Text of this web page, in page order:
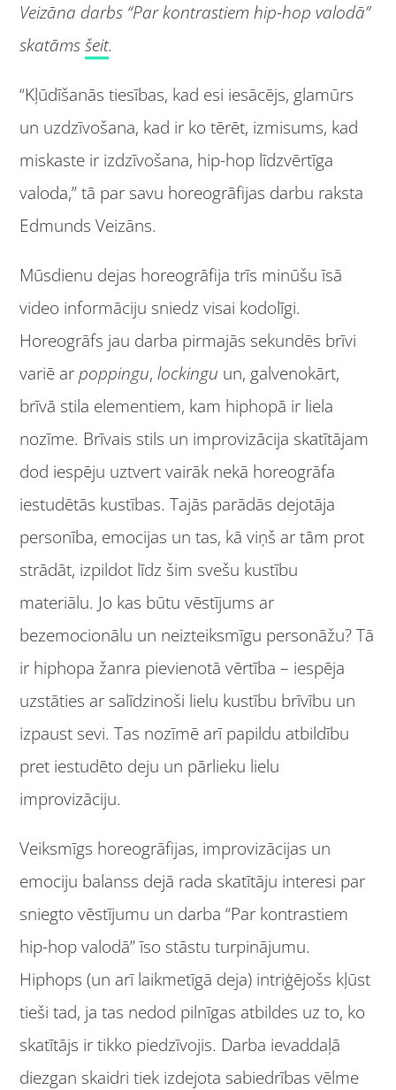
Veizāna darbs “Par kontrastiem hip-hop valodā”
skatāmsšeit.
“Kļūdīšanās tiesības, kad esi iesācējs, glamūrs
un uzdzīvošana, kad ir ko tērēt, izmisums, kad
miskaste ir izdzīvošana, hip-hop līdzvērtīga
valoda,” tā par savu horeogrāfijas darbu raksta
Edmunds Veizāns.
Mūsdienu dejas horeogrāfija trīs minūšu īsā
video informāciju sniedz visai kodolīgi.
Horeogrāfs jau darba pirmajās sekundēs brīvi
variē arpoppingu,lockingu un, galvenokārt,
brīvā stila elementiem, kam hiphopā ir liela
nozīme. Brīvais stils un improvizācija skatītājam
dod iespēju uztvert vairāk nekā horeogrāfa
iestudētās kustības. Tajās parādās dejotāja
personība, emocijas un tas, kā viņš ar tām prot
strādāt, izpildot līdz šim svešu kustību
materiālu. Jo kas būtu vēstījums ar
bezemocionālu un neizteiksmīgu personāžu? Tā
ir hiphopa žanra pievienotā vērtība – iespēja
uzstāties ar salīdzinoši lielu kustību brīvību un
izpaust sevi. Tas nozīmē arī papildu atbildību
pret iestudēto deju un pārlieku lielu
improvizāciju.
Veiksmīgs horeogrāfijas, improvizācijas un
emociju balanss dejā rada skatītāju interesi par
sniegto vēstījumu un darba “Par kontrastiem
hip-hop valodā” īso stāstu turpinājumu.
Hiphops (un arī laikmetīgā deja) intriģējošs kļūst
tieši tad, ja tas nedod pilnīgas atbildes uz to, ko
skatītājs ir tikko piedzīvojis. Darba ievaddaļā
diezgan skaidri tiek izdejota sabiedrības vēlme